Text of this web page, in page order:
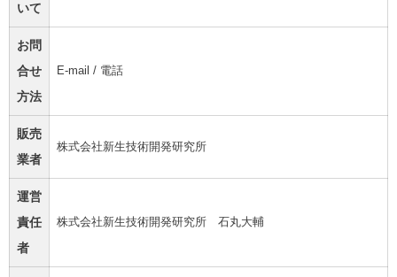
いて
お問
合せ
方法
E-mail / 電話
販売
業者
株式会社新生技術開発研究所
運営
責任
者
株式会社新生技術開発研究所 石丸大輔